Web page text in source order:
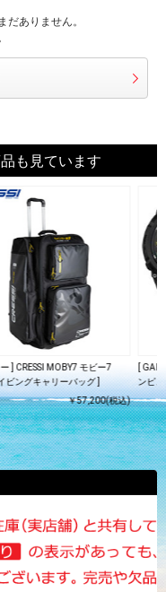
だありません。
も見ています
ー ] CRESSI MOBY7 モビー7
ビングキャリーバッグ ]
￥57,200(税込)
[
ンピ